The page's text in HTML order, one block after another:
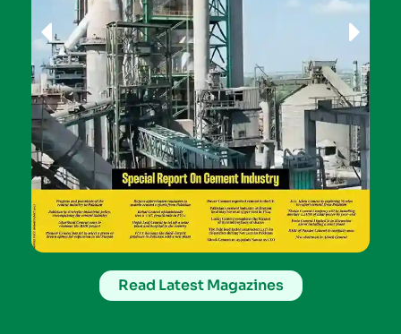
Read Latest Magazines